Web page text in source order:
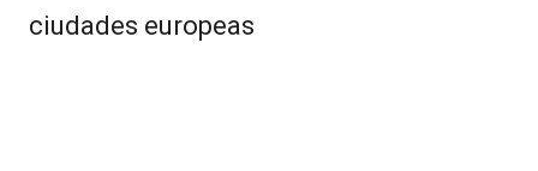
ciudades europeas